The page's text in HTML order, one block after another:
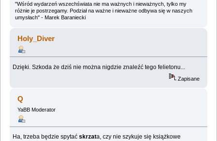
"Wśród wydarzeń wszechświata nie ma ważnych i nieważnych, tylko my
różnie je postrzegamy. Podział na ważne i nieważne odbywa się w naszych
umysłach" - Marek Baraniecki
Holy_Diver
Dzięki. Szkoda że dziś nie można nigdzie znaleźć tego felietonu...
Zapisane
Q
YaBB Moderator
Ha, trzeba będzie spytaćskrzata, czy nie szykuje się książkowe